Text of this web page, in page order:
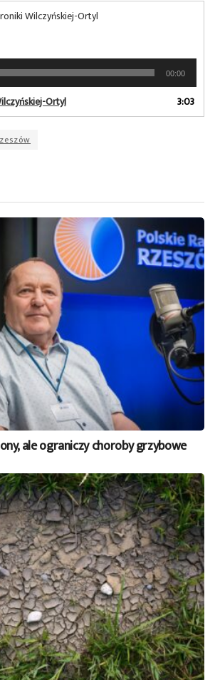
Wilczyńskiej-Ortyl
00:00
Ortyl 3:03
ale ograniczy choroby grzybowe